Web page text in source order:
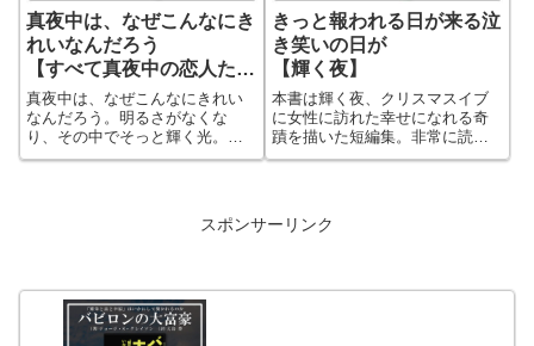
真夜中は、なぜこんなにき
れいなんだろう
【すべて真夜中の恋人た
ち】
真夜中は、なぜこんなにきれい
なんだろう。明るさがなくな
り、その中でそっと輝く光。儚
い光の美しさを、イメージしな
作品。触れたら壊れてしまいそ
い作品でした。
きっと報われる日が来る泣
き笑いの日が
【輝く夜】
本書は輝く夜、クリスマスイブ
に女性に訪れた幸せになれる奇
蹟を描いた短編集。非常に読み
やすい5編からなる泣ける奇蹟の
とした男目線の小説が多いと思
的です！女性は勿論男性でも十
スポンサーリンク